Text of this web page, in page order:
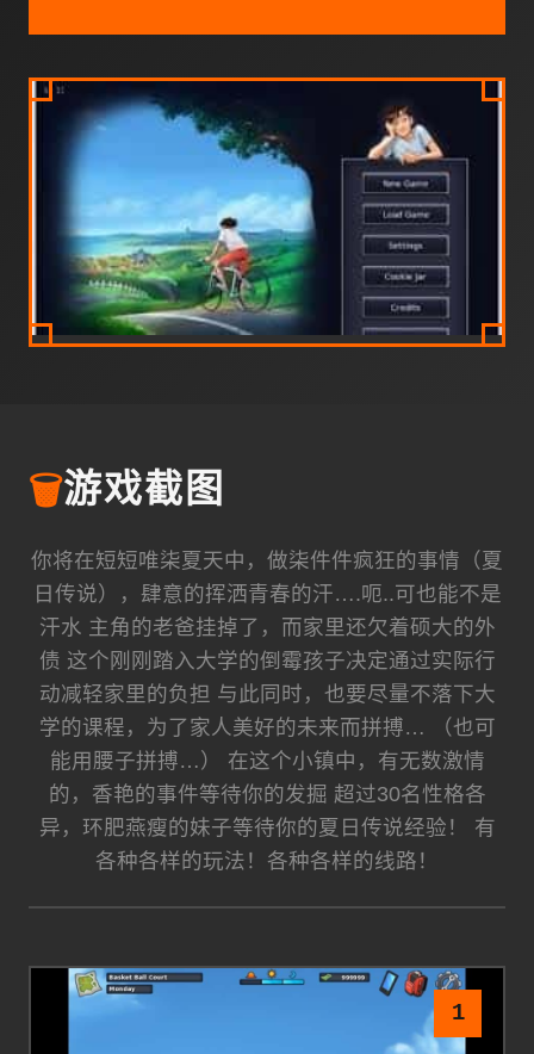
🗑️游戏截图
你将在短短唯柒夏天中，做柒件件疯狂的事情（夏
日传说），肆意的挥洒青春的汗….呃..可也能不是
汗水 主角的老爸挂掉了，而家里还欠着硕大的外
债 这个刚刚踏入大学的倒霉孩子决定通过实际行
动减轻家里的负担 与此同时，也要尽量不落下大
学的课程，为了家人美好的未来而拼搏… （也可
能用腰子拼搏…） 在这个小镇中，有无数激情
的，香艳的事件等待你的发掘 超过30名性格各
异，环肥燕瘦的妹子等待你的夏日传说经验！ 有
各种各样的玩法！各种各样的线路！
1